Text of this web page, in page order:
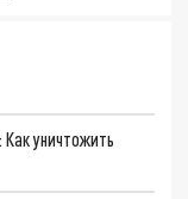
уничтожить